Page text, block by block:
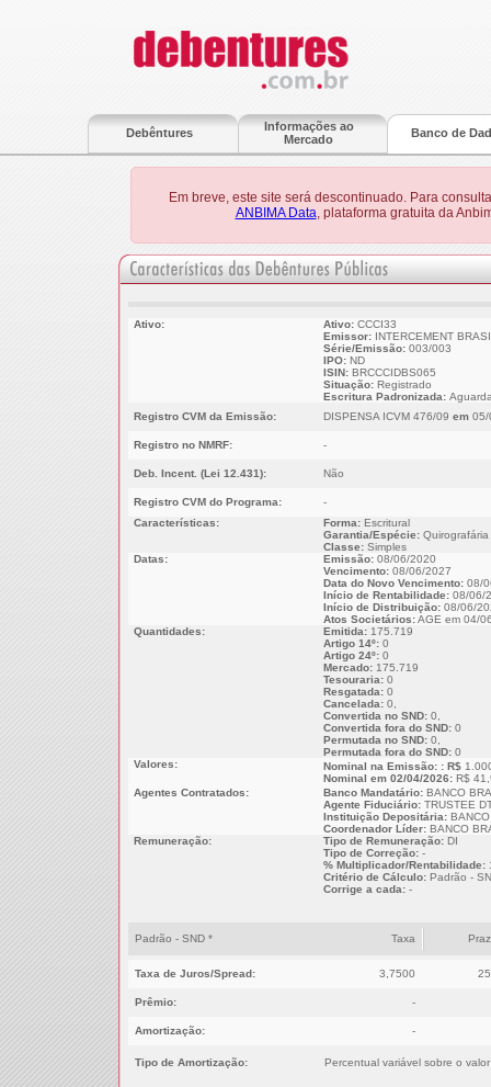
Debêntures
Informações ao
Mercado
Banco de
Em breve, este site será descontinuado. Para
ANBIMA Data, plataforma gratuita da
Ativo: Ativo:CCCI33
Emissor:INTERCEMENT
Série/Emissão:003/003
IPO: ND
ISIN:BRCCCIDBS065
Situação:Registrado
Escritura Padronizada:
Registro CVM da Emissão:
DISPENSA ICVM 476/09 em05/
Registro no NMRF: -
Deb. Incent. (Lei 12.431): Não
Registro CVM do Programa:
-
Características:
Forma:Escritural
Garantia/Espécie:Quirografária
Classe:Simples
Datas:
Emissão:08/06/2020
Vencimento: 08/06/2027
Data do Novo Vencimento:08/
Início de Rentabilidade:08/06/
Início de Distribuição:08/06/
Atos Societários:AGE em 04/
Quantidades:
Emitida:175.719
Artigo 14º:0
Artigo 24º:0
Mercado:175.719
Tesouraria:0
Resgatada:0
Cancelada:0,
Convertida no SND:0,
Convertida fora do SND:0
Permutada no SND:0,
Permutada fora do SND:0
Valores:
Nominal na Emissão: : R$
Nominal em 02/04/2026:R$
Agentes Contratados:
Banco Mandatário:BANCO
Agente Fiduciário:TRUSTEE
Instituição Depositária:BANCO
Coordenador Líder:BANCO
Remuneração:
Tipo de Remuneração:DI
Tipo de Correção:-
% Multiplicador/Rentabilidade:
Critério de Cálculo:Padrão -
Corrige a cada:-
Padrão - SND * Taxa
Taxa de Juros/Spread: 3,7500
Prêmio: -
Amortização: -
Tipo de Amortização: Percentual variável sobre o